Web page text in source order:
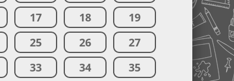
17 18
19
25 26
27
33 34 35